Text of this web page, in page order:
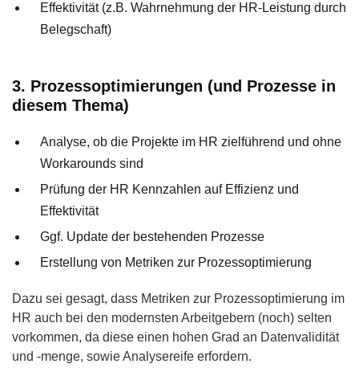
Effektivität (z.B. Wahrnehmung der HR-Leistung durch
Belegschaft)
3. Prozessoptimierungen (und Prozesse in
diesem Thema)
Analyse, ob die Projekte im HR zielführend und ohne
Workarounds sind
Prüfung der HR Kennzahlen auf Effizienz und
Effektivität
Ggf. Update der bestehenden Prozesse
Erstellung von Metriken zur Prozessoptimierung
Dazu sei gesagt, dass Metriken zur Prozessoptimierung im
HR auch bei den modernsten Arbeitgebern (noch) selten
vorkommen, da diese einen hohen Grad an Datenvalidität
und -menge, sowie Analysereife erfordern.